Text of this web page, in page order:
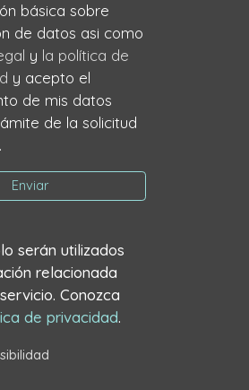
básica sobre
protección de datos asi como
y la política de
y acepto el
de mis datos
de la solicitud
Enviar
serán utilizados
relacionada
Conozca
de privacidad.